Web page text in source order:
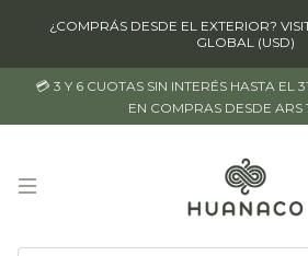
¿COMPRÁS DESDE EL EXTERIOR?
GLOBAL (USD)
💳 3 Y 6 CUOTAS SIN INTERÉS HASTA EL
EN COMPRAS DESDE